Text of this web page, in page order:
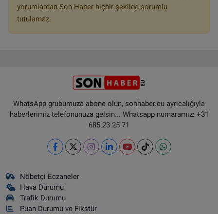
yorumlardan Son Haber hiçbir şekilde sorumlu
tutulamaz.
WhatsApp grubumuza abone olun, sonhaber.eu ayrıcalığıyla
haberlerimiz telefonunuza gelsin... Whatsapp numaramız: +31
685 23 25 71
Nöbetçi Eczaneler
Hava Durumu
Trafik Durumu
Puan Durumu ve Fikstür